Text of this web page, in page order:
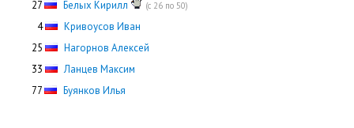
27 Белых Кирилл (с 26 по 50)
4
Кривоусов Иван
25
Нагорнов Алексей
33
Ланцев Максим
77
Буянков Илья